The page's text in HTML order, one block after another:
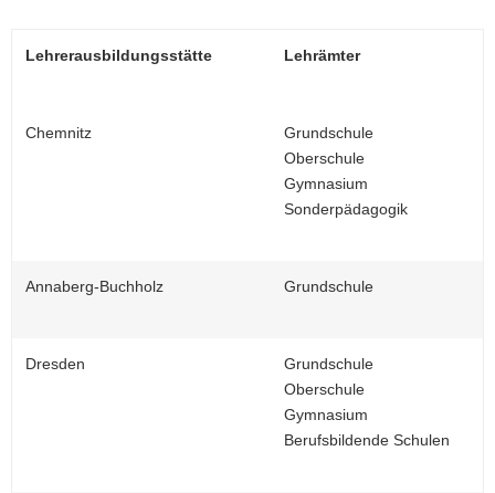
Lehrerausbildungsstätte Lehrämter
Chemnitz
Grundschule
Oberschule
Gymnasium
Sonderpädagogik
Annaberg-Buchholz Grundschule
Dresden
Grundschule
Oberschule
Gymnasium
Berufsbildende Schulen